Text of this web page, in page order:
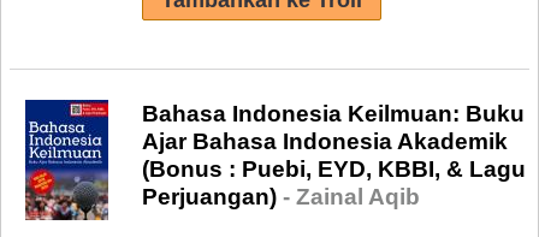
Bahasa Indonesia Keilmuan: Buku
Ajar Bahasa Indonesia Akademik
(Bonus : Puebi, EYD, KBBI, & Lagu
Perjuangan) - Zainal Aqib